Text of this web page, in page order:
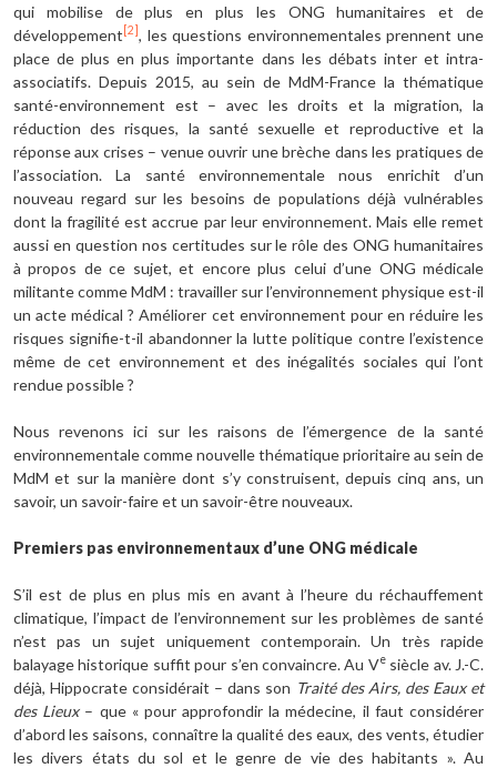
qui mobilise de plus en plus les ONG humanitaires et de
développement [2] , les questions environnementales prennent une
place de plus en plus importante dans les débats inter et intra-
associatifs. Depuis 2015, au sein de MdM-France la thématique
santé-environnement est – avec les droits et la migration, la
réduction des risques, la santé sexuelle et reproductive et la
réponse aux crises – venue ouvrir une brèche dans les pratiques de
l’association. La santé environnementale nous enrichit d’un
nouveau regard sur les besoins de populations déjà vulnérables
dont la fragilité est accrue par leur environnement. Mais elle remet
aussi en question nos certitudes sur le rôle des ONG humanitaires
à propos de ce sujet, et encore plus celui d’une ONG médicale
militante comme MdM : travailler sur l’environnement physique est-il
un acte médical ? Améliorer cet environnement pour en réduire les
risques signifie-t-il abandonner la lutte politique contre l’existence
même de cet environnement et des inégalités sociales qui l’ont
rendue possible ?
Nous revenons ici sur les raisons de l’émergence de la santé
environnementale comme nouvelle thématique prioritaire au sein de
MdM et sur la manière dont s’y construisent, depuis cinq ans, un
savoir, un savoir-faire et un savoir-être nouveaux.
Premiers pas environnementaux d’une ONG médicale
S’il est de plus en plus mis en avant à l’heure du réchauffement
climatique, l’impact de l’environnement sur les problèmes de santé
n’est pas un sujet uniquement contemporain. Un très rapide
balayage historique suffit pour s’en convaincre. Au Vesiècle av. J.-C.
déjà, Hippocrate considérait – dans son Traité des Airs, des Eaux et
des Lieux– que « pour approfondir la médecine, il faut considérer
d’abord les saisons, connaître la qualité des eaux, des vents, étudier
les divers états du sol et le genre de vie des habitants ». Au